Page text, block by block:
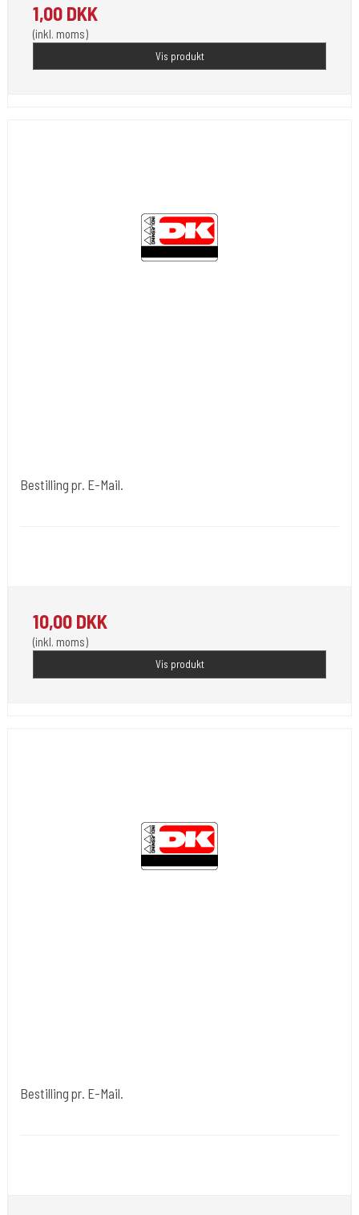
1,00 DKK
(inkl. moms)
Vis produkt
Bestilling pr. E-Mail.
10,00 DKK
(inkl. moms)
Vis produkt
Bestilling pr. E-Mail.